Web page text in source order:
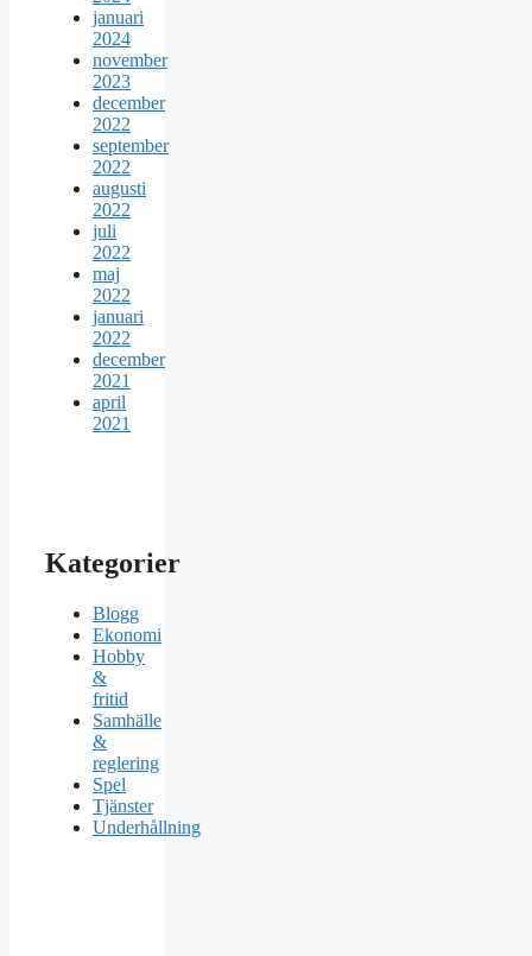
januari
2024
november
2023
december
2022
september
2022
augusti
2022
juli
2022
maj
2022
januari
2022
december
2021
april
2021
Kategorier
Blogg
Ekonomi
Hobby
&
fritid
Samhälle
&
reglering
Spel
Tjänster
Underhållning